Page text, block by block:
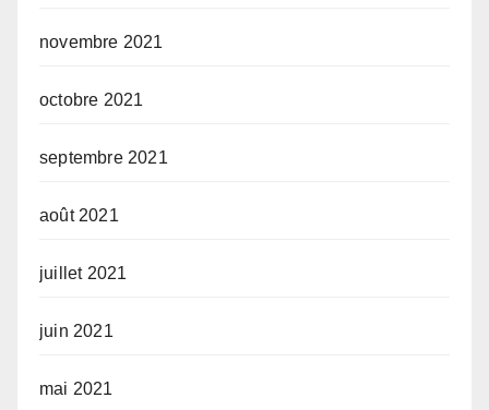
novembre 2021
octobre 2021
septembre 2021
août 2021
juillet 2021
juin 2021
mai 2021